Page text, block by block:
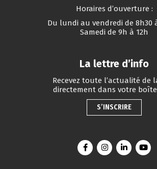
Horaires d’ouverture :
Du lundi au vendredi de 8h30
Samedi de 9h à 12h
La lettre d’info
Recevez toute l’actualité de
directement dans votre
S’INSCRIRE
Lien vers le compte
Lien vers le
Lien vers